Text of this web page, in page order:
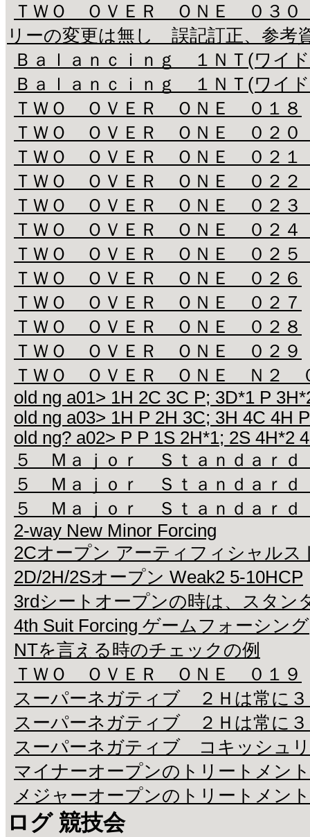
ＴＷＯ ＯＶＥＲ ＯＮＥ ０３
リーの変更は無し 誤記訂正、参考
Ｂａｌａｎｃｉｎｇ １ＮＴ(ワイ
Ｂａｌａｎｃｉｎｇ １ＮＴ(ワイ
ＴＷＯ ＯＶＥＲ ＯＮＥ ０１８
ＴＷＯ ＯＶＥＲ ＯＮＥ ０２
ＴＷＯ ＯＶＥＲ ＯＮＥ ０２
ＴＷＯ ＯＶＥＲ ＯＮＥ ０２
ＴＷＯ ＯＶＥＲ ＯＮＥ ０２
ＴＷＯ ＯＶＥＲ ＯＮＥ ０２
ＴＷＯ ＯＶＥＲ ＯＮＥ ０２
ＴＷＯ ＯＶＥＲ ＯＮＥ ０２６
ＴＷＯ ＯＶＥＲ ＯＮＥ ０２７
ＴＷＯ ＯＶＥＲ ＯＮＥ ０２８
ＴＷＯ ＯＶＥＲ ＯＮＥ ０２９
ＴＷＯ ＯＶＥＲ ＯＮＥ Ｎ２
old ng a01> 1H 2C 3C P; 3D*1 P
old ng a03> 1H P 2H 3C; 3H 4C 4H
old ng? a02> P P 1S 2H*1; 2S 4H*2
５ Ｍａｊｏｒ Ｓｔａｎｄａｒ
５ Ｍａｊｏｒ Ｓｔａｎｄａｒ
５ Ｍａｊｏｒ Ｓｔａｎｄａｒ
2-way New Minor Forcing
2Cオープン アーティフィシャルス
2D/2H/2Sオープン Weak2 5-10HCP
3rdシートオープンの時は、スタン
4th Suit Forcing ゲームフォーシング
NTを言える時のチェックの例
ＴＷＯ ＯＶＥＲ ＯＮＥ ０１９
スーパーネガティブ ２Ｈは常に
スーパーネガティブ ２Ｈは常に
スーパーネガティブ コキッシュ
マイナーオープンのトリートメン
メジャーオープンのトリートメン
ログ 競技会